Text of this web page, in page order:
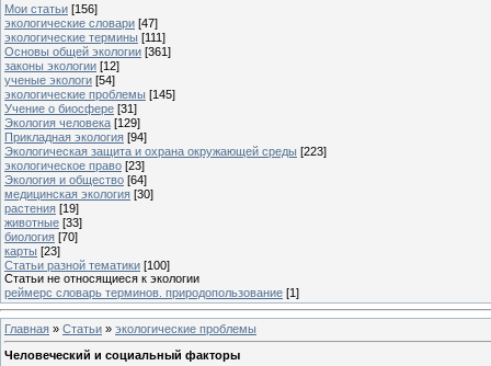
Мои статьи [156]
экологические словари [47]
экологические термины [111]
Основы общей экологии [361]
законы экологии [12]
ученые экологи [54]
экологические проблемы [145]
Учение о биосфере [31]
Экология человека [129]
Прикладная экология [94]
Экологическая защита и охрана окружающей среды [223]
экологическое право [23]
Экология и общество [64]
медицинская экология [30]
растения [19]
животные [33]
биология [70]
карты [23]
Статьи разной тематики [100]
Статьи не относящиеся к экологии
реймерс словарь терминов. природопользование [1]
Главная » Статьи » экологические проблемы
Человеческий и социальный факторы